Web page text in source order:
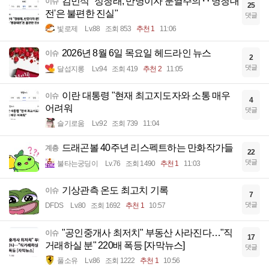
전'은 불편한 진실"
빛로제 Lv.88 조회 853 추천 1 11:06
25
댓글
이슈 2026년 8월 6일 목요일 헤드라인 뉴스
달섭지롱 Lv.94 조회 419 추천 2 11:05
2
댓글
이슈 이란 대통령 "현재 최고지도자와 소통 매우
어려워
슬기로움 Lv.92 조회 739 11:04
4
댓글
계층 드래곤볼 40주년 리스펙트하는 만화작가들
불타는궁딩이 Lv.76 조회 1490 추천 1 11:03
22
댓글
이슈 기상관측 온도 최고치 기록
DFDS Lv.80 조회 1692 추천 1 10:57
7
댓글
이슈 "공인중개사 최저치" 부동산 사라진다…"직
거래하실 분" 220배 폭등 [자막뉴스]
풀소유 Lv.86 조회 1222 추천 1 10:56
17
댓글